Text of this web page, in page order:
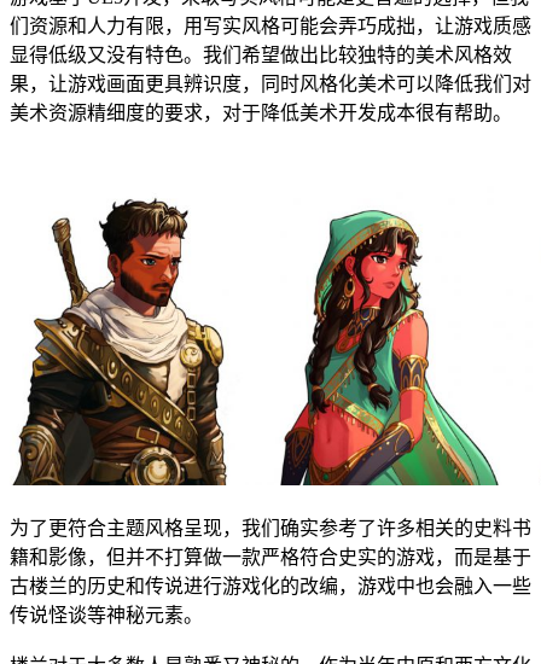
们资源和人力有限，用写实风格可能会弄巧成拙，让游戏质感
显得低级又没有特色。我们希望做出比较独特的美术风格效
果，让游戏画面更具辨识度，同时风格化美术可以降低我们对
美术资源精细度的要求，对于降低美术开发成本很有帮助。
为了更符合主题风格呈现，我们确实参考了许多相关的史料书
籍和影像，但并不打算做一款严格符合史实的游戏，而是基于
古楼兰的历史和传说进行游戏化的改编，游戏中也会融入一些
传说怪谈等神秘元素。